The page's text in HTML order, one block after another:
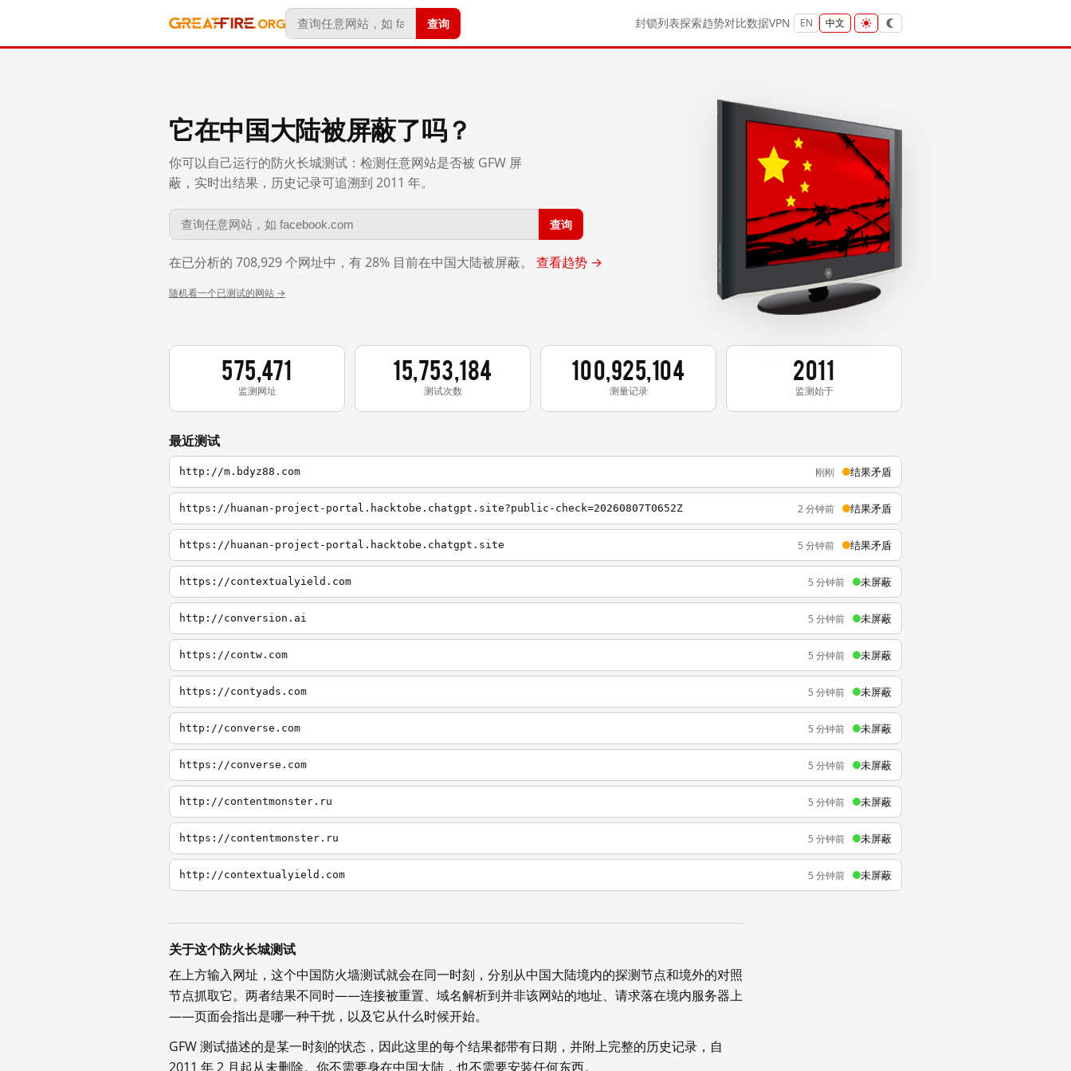
查询 封锁列表探索趋势对比数据VPN EN 中文
它在中国大陆被屏蔽了吗？
你可以自己运行的防火长城测试：检测任意网站是否被 GFW 屏
蔽，实时出结果，历史记录可追溯到 2011 年。
查询
在已分析的 708,929 个网址中，有 28% 目前在中国大陆被屏蔽。 查看趋势 →
随机看一个已测试的网站 →
575,471
监测网址
15,753,184
测试次数
100,925,104
测量记录
2011
监测始于
最近测试
http://m.bdyz88.com 刚刚 结果矛盾
https://huanan-project-portal.hacktobe.chatgpt.site?public-check=20260807T0652Z 2 分钟前 结果矛盾
https://huanan-project-portal.hacktobe.chatgpt.site 5 分钟前 结果矛盾
https://contextualyield.com 5 分钟前 未屏蔽
http://conversion.ai 5 分钟前 未屏蔽
https://contw.com 5 分钟前 未屏蔽
https://contyads.com 5 分钟前 未屏蔽
http://converse.com 5 分钟前 未屏蔽
https://converse.com 5 分钟前 未屏蔽
http://contentmonster.ru 5 分钟前 未屏蔽
https://contentmonster.ru 5 分钟前 未屏蔽
http://contextualyield.com 5 分钟前 未屏蔽
关于这个防火长城测试
在上方输入网址，这个中国防火墙测试就会在同一时刻，分别从中国大陆境内的探测节点和境外的对照
节点抓取它。两者结果不同时——连接被重置、域名解析到并非该网站的地址、请求落在境内服务器上
——页面会指出是哪一种干扰，以及它从什么时候开始。
GFW 测试描述的是某一时刻的状态，因此这里的每个结果都带有日期，并附上完整的历史记录，自
2011 年 2 月起从未删除。你不需要身在中国大陆，也不需要安装任何东西。